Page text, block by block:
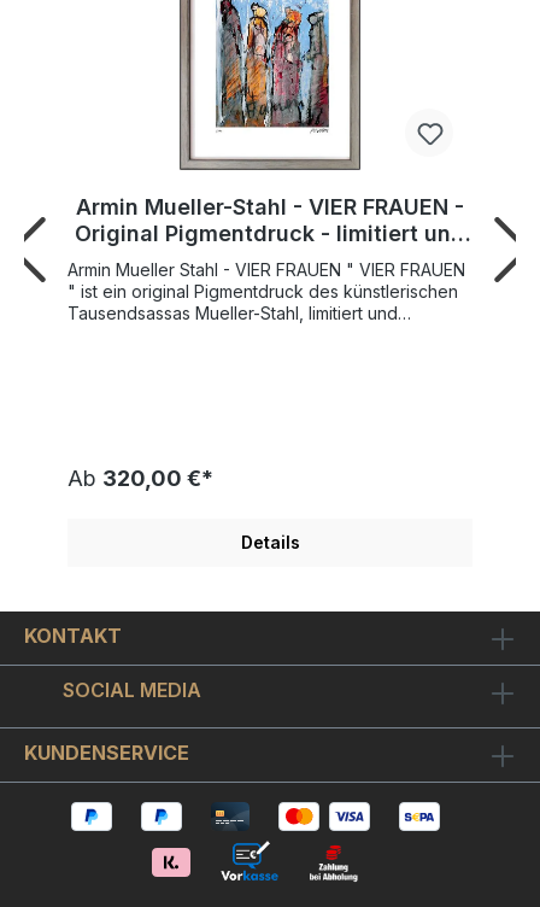
Armin Mueller-Stahl - VIER FRAUEN -
Original Pigmentdruck - limitiert und
handsigniert
Armin Mueller Stahl - VIER FRAUEN " VIER FRAUEN
" ist ein original Pigmentdruck des künstlerischen
Tausendsassas Mueller-Stahl, limitiert und
Auseinandersetzung mit literarischen Vorlagen in
Künstler vor allem aus der Musik, der Malerei und
der Schauspielerei oder aus eigenen
Auflage beträgt nur 180 Exemplare. Die gezeigte
Nummerierung ist ein Beispiel. Sie erhalten ein
Exemplar aus der Auflage. Sie können dieses
außergewöhnliche Kunstwerk mit sicherlich hohem
Wertsteigerungspotential auch mit einem ca.
2cm breiten schicken Bilderrahmen
in Echtsilberoptik aus unserem eigenen Rahmen-
bauen wir Ihr Mueller-Stahl Bild "Vier Frauen"
konservatorisch in den Bilderrahmen ein. Wir
verschließen die Rahmen staubfrei und dichten sie
gegen Staub und Insekten dauerhaft in Galerie
Ab 320,00 €*
Details
KONTAKT
SOCIAL MEDIA
KUNDENSERVICE